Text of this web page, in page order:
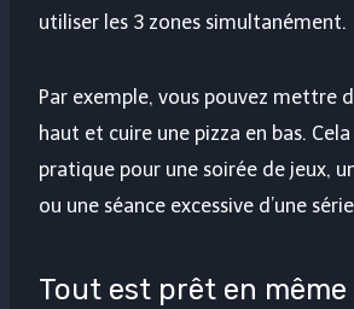
utiliser les 3 zones simultanément.
Par exemple, vous pouvez mettre
haut et cuire une pizza en bas.
pratique pour une soirée de jeux,
ou une séance excessive d’une
Tout est prêt en même